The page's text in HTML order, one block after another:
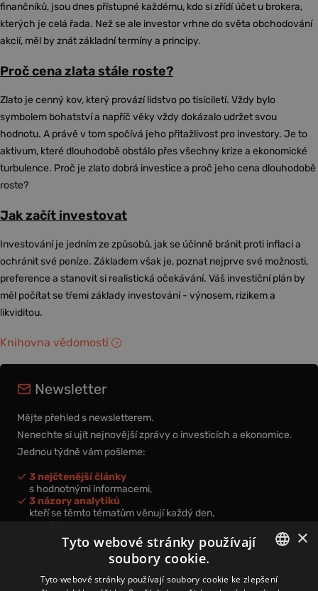
finančníků, jsou dnes přístupné každému, kdo si zřídí účet u brokera,
kterých je celá řada. Než se ale investor vrhne do světa obchodování
akcií, měl by znát základní termíny a principy.
Proč cena zlata stále roste?
Zlato je cenný kov, který provází lidstvo po tisíciletí. Vždy bylo
symbolem bohatství a napříč věky vždy dokázalo udržet svou
hodnotu. A právě v tom spočívá jeho přitažlivost pro investory. Je to
aktivum, které dlouhodobě obstálo přes všechny krize a ekonomické
turbulence. Proč je zlato dobrá investice a proč jeho cena dlouhodobě
roste?
Jak začít investovat
Investování je jedním ze způsobů, jak se účinně bránit proti inflaci a
ochránit své peníze. Základem však je, poznat nejprve své možnosti,
preference a stanovit si realistická očekávání. Váš investiční plán by
měl počítat se třemi základy investování - výnosem, rizikem a
likviditou.
Knihovna vědomostí
Newsletter
Mějte přehled s newsletterem.
Nenechte si ujít nejnovější zprávy o investicích a ekonomice.
Jednou týdně vám pošleme:
3 nejčtenější články
s hodnotnými informacemi,
3 názory analytiků
kteří se těmto tématům věnují každý den,
nová videa a podcasty
k prohloubení vašich znalostí.
CZECH
×
Tyto webové stránky používají
soubory cookie.
Tyto webové stránky používají soubory cookie ke zlepšení